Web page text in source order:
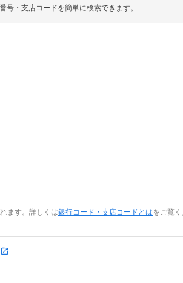
・支店コードを簡単に検索できます。
ます。詳しくは銀行コード・支店コードとはをご覧く